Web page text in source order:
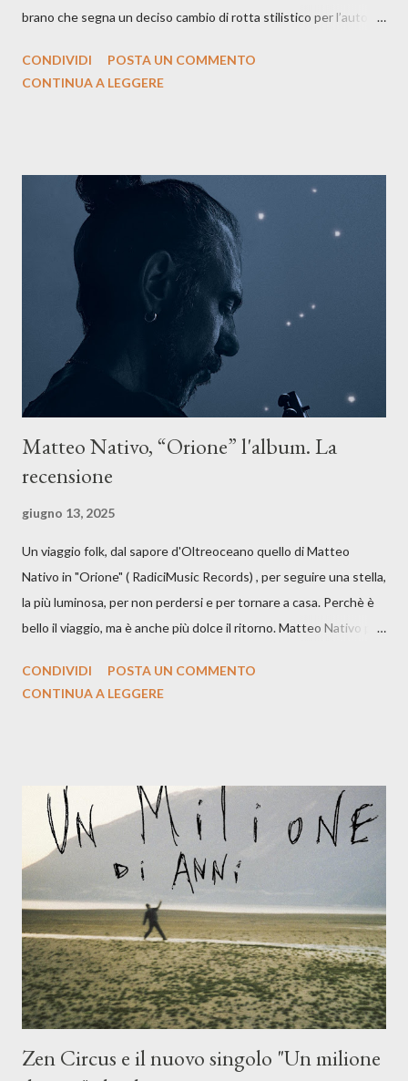
brano che segna un deciso cambio di rotta stilistico per l’autore
testo ibrido tra italiano e siciliano, e un’urgenza espressiva che
La canzone racconta la difficoltà di creare, e perfino di esistere,
sotto il peso della realtà. Ma lo fa cercando una via d’uscita, una
forma di assoluzione, nel vivere e nel suonare, nel trovare respiro
anche quando l’aria sembra farsi più densa. Il brano è anche una
dichiarazione d’intenti: Cico Messina apre il suo nuovo percorso
artistico con una composizi...
CONDIVIDI
POSTA UN COMMENTO
CONTINUA A LEGGERE
Matteo Nativo, “Orione” l'album. La
recensione
giugno 13, 2025
Un viaggio folk, dal sapore d'Oltreoceano quello di Matteo
Nativo in "Orione" ( RadiciMusic Records) , per seguire una stella,
la più luminosa, per non perdersi e per tornare a casa. Perchè è
bello il viaggio, ma è anche più dolce il ritorno. Matteo Nativo per
indubbiamente matura e consapevole oltre che con ottimi
Dicevamo. Ed è da qui che il nostro inizia questo concept
musicale, con " Che ora è" , raccontando la separazione dalla
moglie, del senso di sconfitta e del caldo afoso che opprime,
giusta condizione di sopraffazione: "Non so che ora è, che giorno
è, di questa estate che...". E' raro fare uscire come singolo una
cover, ma...
CONDIVIDI
POSTA UN COMMENTO
CONTINUA A LEGGERE
Zen Circus e il nuovo singolo "Un milione